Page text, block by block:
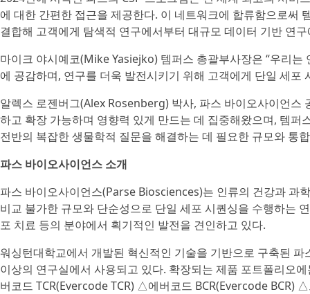
에 대한 간편한 접근을 제공한다. 이 네트워크에 합류함으로써
결합해 고객에게 탐색적 연구에서부터 대규모 데이터 기반 연
마이크 야시예코(Mike Yasiejko) 템퍼스 총괄부사장은 “우리
에 공감하며, 연구를 더욱 발전시키기 위해 고객에게 단일 세포
알렉스 로젠버그(Alex Rosenberg) 박사, 파스 바이오사이언스
하고 확장 가능하며 영향력 있게 만드는 데 집중해왔으며, 템퍼
전반의 복잡한 생물학적 질문을 해결하는 데 필요한 규모와 통
파스 바이오사이언스 소개
파스 바이오사이언스(Parse Biosciences)는 인류의 건강과 과
비교 불가한 규모와 단순성으로 단일 세포 시퀀싱을 수행하는
포 치료 등의 분야에서 획기적인 발전을 견인하고 있다.
워싱턴대학교에서 개발된 혁신적인 기술을 기반으로 구축된
이상의 연구실에서 사용되고 있다. 확장되는 제품 포트폴리
버코드 TCR(Evercode TCR) △에버코드 BCR(Evercode